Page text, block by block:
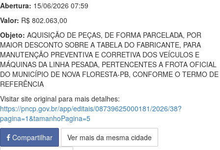
Abertura: 15/06/2026 07:59
Valor: R$ 802.063,00
Objeto: AQUISIÇÃO DE PEÇAS, DE FORMA PARCELADA, POR
MAIOR DESCONTO SOBRE A TABELA DO FABRICANTE, PARA
MANUTENÇÃO PREVENTIVA E CORRETIVA DOS VEÍCULOS E
MÁQUINAS DA LINHA PESADA, PERTENCENTES A FROTA OFICIAL
DO MUNICÍPIO DE NOVA FLORESTA-PB, CONFORME O TERMO DE
REFERÊNCIA
Visitar site original para mais detalhes:
https://pncp.gov.br/app/editais/08739625000181/2026/38?
pagina=1&tamanhoPagina=5
Compartilhar
Ver mais da mesma cidade